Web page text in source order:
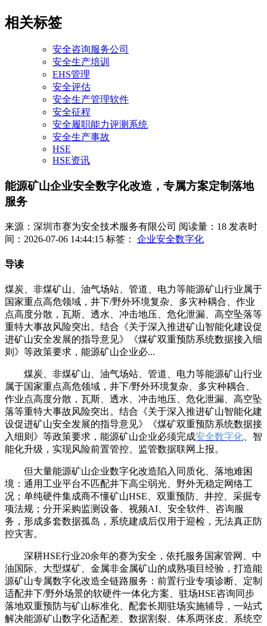
相关标签
安全咨询服务公司
安全生产培训
EHS管理
安全评估
安全生产管理软件
安全征程
安全履职能力评测系统
安全生产事故
HSE
HSE资讯
能源矿山企业安全数字化改造，专属方案定制落地
服务
来源：深圳市赛为安全技术服务有限公司 阅读量：18 发表时
间：2026-07-06 14:44:15 标签： 企业安全数字化
导读
煤炭、非煤矿山、油气场站、管道、电力等能源矿山行业属于
国家重点高危领域，井下/野外环境复杂、多灾种耦合、作业
点高度分散，瓦斯、透水、冲击地压、危化泄漏、高空坠落等
重特大事故风险突出。结合《关于深入推进矿山智能化建设促
进矿山安全发展的指导意见》《煤矿双重预防系统数据接入细
则》等政策要求，能源矿山企业必...
煤炭、非煤矿山、油气场站、管道、电力等能源矿山行业
属于国家重点高危领域，井下/野外环境复杂、多灾种耦合、
作业点高度分散，瓦斯、透水、冲击地压、危化泄漏、高空坠
落等重特大事故风险突出。结合《关于深入推进矿山智能化建
设促进矿山安全发展的指导意见》《煤矿双重预防系统数据接
入细则》等政策要求，能源矿山企业必须完成安全数字化、智
能化升级，实现风险前置管控、监管数据联网上报。
但大量能源矿山企业数字化改造陷入同质化、落地难困
境：通用工业平台不匹配井下高尘弱光、野外无稳定网络工
况；单纯硬件集成商不懂矿山HSE、双重预防、井控、采掘专
项法规；分开采购监测设备、视频AI、安全软件、咨询服
务，形成多套数据孤岛，系统建成后仅用于迎检，无法真正防
控灾害。
深耕HSE行业20余年的赛为安全，依托服务国家管网、中
油国际、大型煤矿、金属非金属矿山的成熟项目经验，打造能
源矿山专属数字化改造全链路服务：前置行业专项诊断、定制
适配井下/野外场景的软硬件一体化方案、驻场HSE咨询同步
落地双重预防与矿山标准化、配套长期驻场实施辅导，一站式
解决能源矿山数字化适配差、数据割裂、体系两张皮、系统空